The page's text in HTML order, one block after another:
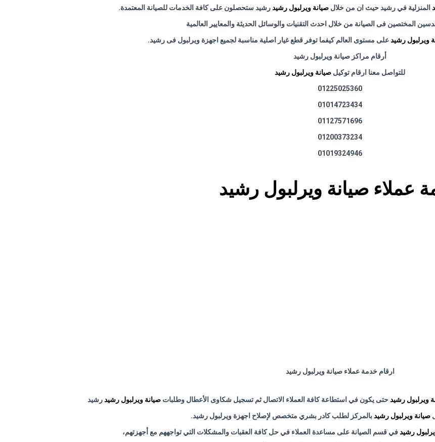
المنزلية في رشيد حيث ان من خلالصيانة ويرلبول رشيدرشيد ستحصلون على كافة الخدمات للصيانة المعتمدة.
المختصين فى الصيانة من خلال احدث التقنيات والوسائل الحديثة والمعايير العالمية
ويرلبول رشيدعلى مستوى العالم كيفما توفر قطع غيار اصلية مناسبة لجميع اجهزة ويرلبول فى رشيد.
أرقام مراكز صيانة ويرلبول رشيد
للتواصل معنا ارقام توكيل صيانة ويرلبول رشيد
01225025360
01014723434
01127571696
01200373234
01019324946
عملاء صيانة ويرلبول رشيد
ارقام خدمة عملاء صيانة ويرلبول رشيد
ويرلبول رشيدحتى يكون في استطاعة كافة العملاء الاتصال ثم تسجيل شكاوى الأعطال وطلباتصيانة ويرلبول رشيدرشيد
صيانة ويرلبول رشيدبالمركز لطلب كادر بشري متخصص لإصلاح اجهزة ويرلبول رشيد.
رشيدفي قسم الصيانة على مساعدة العملاء في حل كافة العقبات والمشكلات التي تواجههم مع أجهزتهم،